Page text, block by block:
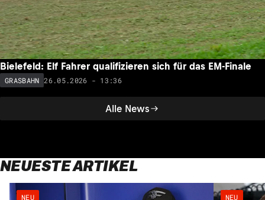
Alle News
Bielefeld: Elf Fahrer qualifizieren sich für das EM-Finale
GRASBAHN 26.05.2026 - 13:36
NEUESTE ARTIKEL
NEU NEU